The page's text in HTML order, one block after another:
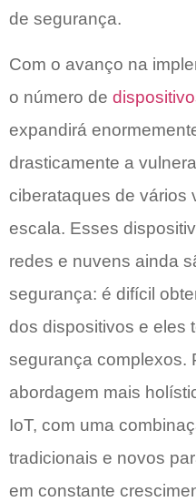
de segurança.
Com o avanço na
o número de
expandirá
drasticamente a
ciberataques de vários
escala. Esses
redes e nuvens ainda
segurança: é difícil
dos dispositivos e eles
segurança complexos.
abordagem mais
IoT, com uma
tradicionais e novos
em constante